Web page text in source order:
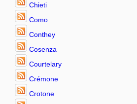
Chieti
Como
Conthey
Cosenza
Courtelary
Crémone
Crotone